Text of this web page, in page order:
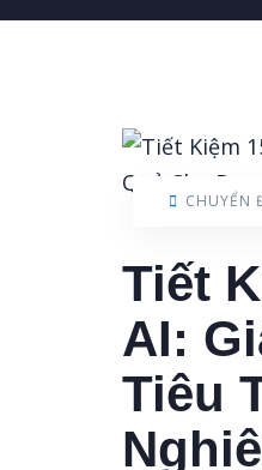
CHUYỂN
Tiết
AI:
Tiêu